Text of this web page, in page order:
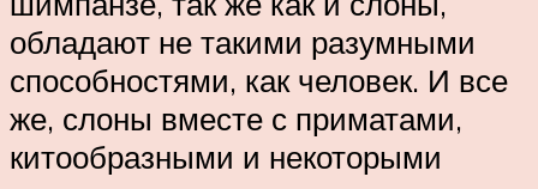
обладают не такими разумными
способностями, как человек. И все
же, слоны вместе с приматами,
китообразными и некоторыми